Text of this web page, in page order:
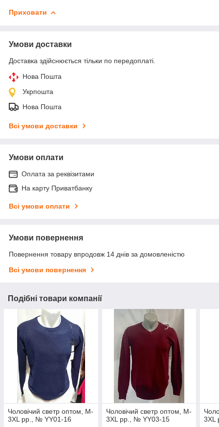
Приховати
Умови доставки
Доставка здійснюється тільки по передоплаті.
Нова Пошта
Укрпошта
Нова Пошта
Всі умови доставки
Умови оплати
Оплата за реквізитами
На карту Приватбанку
Всі умови оплати
Умови повернення
Повернення товару впродовж 14 днів за домовленістю
Всі умови повернення
Подібні товари компанії
Чоловічий светр оптом, M-
3XL рр., № YY01-16
Чоловічий светр оптом, M-
3XL рр., № YY03-15
3XL